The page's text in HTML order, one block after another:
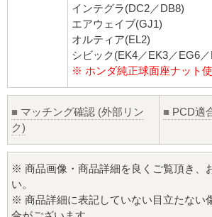
インテグラ(DC2／DB8)
エアウェイブ(GJ1)
オルティア(EL2)
シビック(EK4／EK3／EG6
※ ホンダ純正球面座ナット
■ マッチング確認 (外部リン
ク)
■ PCD適
※ 商品画像・商品詳細を良くご覧頂き、
い。
※ 商品詳細に表記していない目立たない